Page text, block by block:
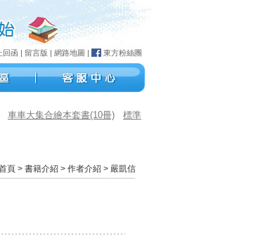
回函 | 留言版 | 網路地圖 | 東方粉絲團
車車大集合繪本套書(10冊)
標準
頁 > 書籍介紹 > 作者介紹 > 嚴凱信